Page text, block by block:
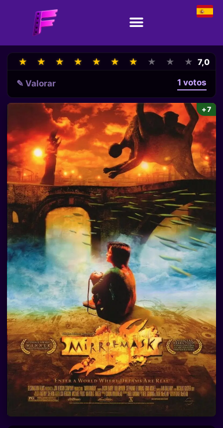
★
★ ★
★ ★
★ ★
★ ★
★ ★
★ ★
★ ★
★ ★
★ ★
★ 7,0
✎ Valorar 1 votos
+7